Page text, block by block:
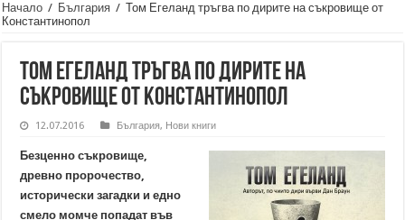
Начало / България / Том Егеланд тръгва по дирите на съкровище от
Константинопол
Том Егеланд тръгва по дирите на
съкровище от Константинопол
12.07.2016 България, Нови книги
Безценно съкровище,
древно пророчество,
исторически загадки и едно
смело момче попадат във